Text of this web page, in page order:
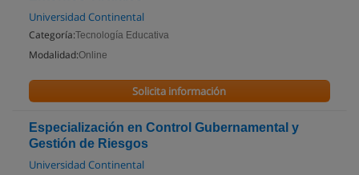
Universidad Continental
Categoría:Tecnología Educativa
Modalidad:Online
Solicita información
Especialización en Control Gubernamental y
Gestión de Riesgos
Universidad Continental